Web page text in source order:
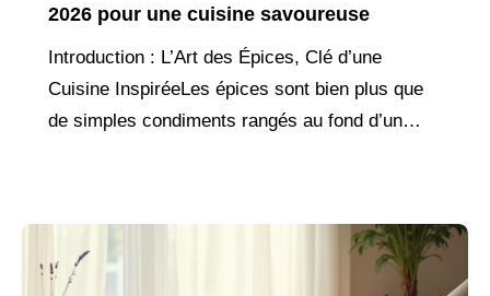
2026 pour une cuisine savoureuse
Introduction : L’Art des Épices, Clé d’une
Cuisine InspiréeLes épices sont bien plus que
de simples condiments rangés au fond d’un